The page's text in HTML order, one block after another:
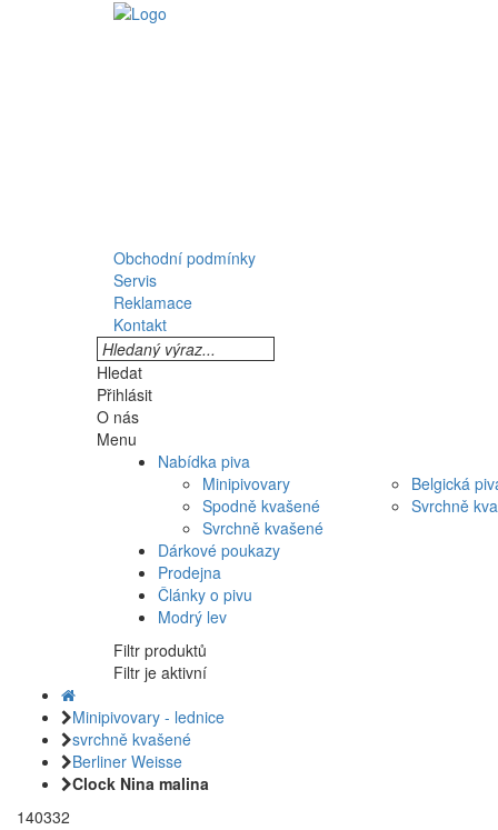
Obchodní podmínky
Servis
Reklamace
Kontakt
Hledat
Přihlásit
O nás
Menu
Nabídka piva
Minipivovary
Spodně kvašené
Svrchně kvašené
Belgická
Svrchně
Dárkové poukazy
Prodejna
Články o pivu
Modrý lev
Filtr produktů
Filtr je aktivní
Minipivovary - lednice
svrchně kvašené
Berliner Weisse
Clock Nina malina
140332